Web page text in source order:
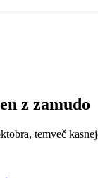
z zamudo
temveč